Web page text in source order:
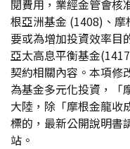
閱費用，業經金管會核
根亞洲基金 (1408)、
要或為增加投資效率目
亞太高息平衡基金
契約相關內容。本項修
為基金多元化投資，「
大陸，除「摩根金龍收
標的，最新公開說明書
站。